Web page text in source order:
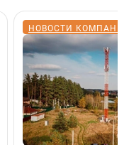
НОВОСТИ